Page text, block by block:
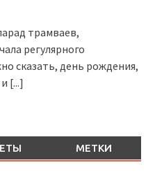
трамваев,
регулярного
сказать, день рождения,
[...]
МЕТКИ